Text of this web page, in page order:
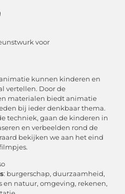
voor
kunnen kinderen en
vertellen. Door de
materialen biedt animatie
bij ieder denkbaar thema.
techniek, gaan de kinderen in
en verbeelden rond de
bekijken we aan het eind
: burgerschap, duurzaamheid,
en natuur, omgeving, rekenen,